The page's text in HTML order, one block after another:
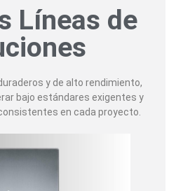
Líneas de
y de alto rendimiento,
bajo estándares exigentes y
en cada proyecto.